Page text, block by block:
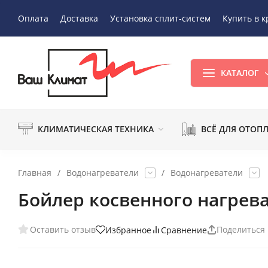
Оплата Доставка Установка сплит-систем Купить в
КАТАЛОГ
КЛИМАТИЧЕСКАЯ ТЕХНИКА ВСЁ ДЛЯ
Главная / Водонагреватели / Водонагреватели
Бойлер косвенного
Оставить отзыв Избранное Сравнение Поделиться